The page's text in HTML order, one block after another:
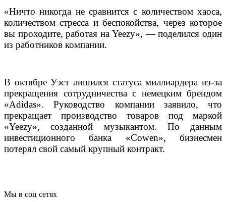
«Ничто никогда не сравнится с количеством хаоса,
количеством стресса и беспокойства, через которое
вы проходите, работая на Yeezy», — поделился один
из работников компании.
В октябре Уэст лишился статуса миллиардера из-за
прекращения сотрудничества с немецким брендом
«Adidas». Руководство компании заявило, что
прекращает производство товаров под маркой
«Yeezy», созданной музыкантом. По данным
инвестиционного банка «Cowen», бизнесмен
потерял свой самый крупный контракт.
Мы в соц сетях